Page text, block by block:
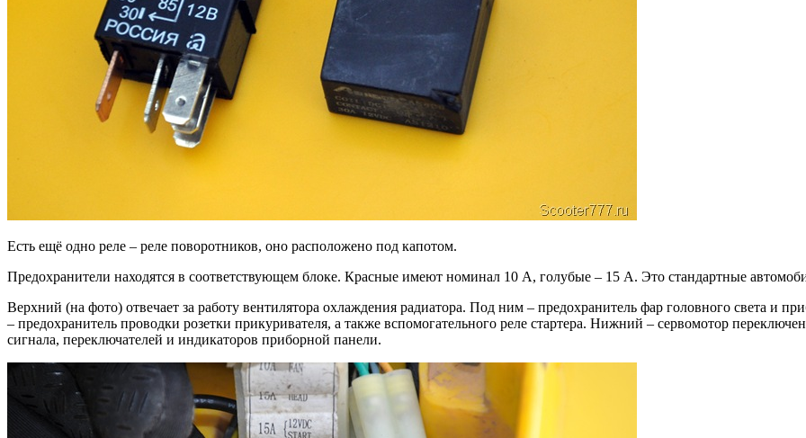
Есть ещё одно реле – реле поворотников, оно расположено под капотом.
Предохранители находятся в соответствующем блоке. Красные имеют номинал 10 А, голубые – 15 А. Это стандартные
Верхний (на фото) отвечает за работу вентилятора охлаждения радиатора. Под ним – предохранитель фар головного света и
– предохранитель проводки розетки прикуривателя, а также вспомогательного реле стартера. Нижний – сервомотор
сигнала, переключателей и индикаторов приборной панели.